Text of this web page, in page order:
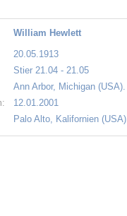
William Hewlett
20.05.1913
Stier 21.04 - 21.05
Ann Arbor, Michigan (USA).
12.01.2001
Palo Alto, Kalifornien (USA).